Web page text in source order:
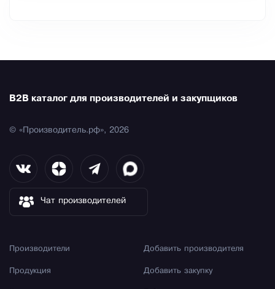
B2B каталог для производителей и закупщиков
© «Производитель.рф», 2026
Чат производителей
Производители
Продукция
Добавить производителя
Добавить закупку